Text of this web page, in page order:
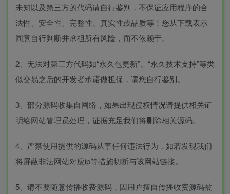
未知以及第三方的代码请自行鉴别，不保证应用程序的合
法性、安全性、完整性、真实性或品质等！您从下载表示
同意自行判断并承担所有风险，而不依赖于。
2、无法对第三方代码如“永久包更新”、“永久技术支持”等类
似交易之后的开发者承诺做担保，请您自行鉴别。
3、部分源码收集自网络，如果出现侵权情况请提供相关证
明给网站管理员处理，证据充足我们将删除相关源码。
4、严禁使用提供的源码从事任何违法行为，如若发现我们
将屏蔽非法网站对应ip等措施切断与该网站链接。
5、请不要随意传播收费源码，因用户擅自传播收费源码被